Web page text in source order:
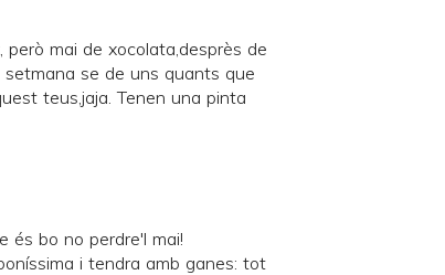
mai de xocolata,desprès de
se de uns quants que
teus,jaja. Tenen una pinta
és bo no perdre'l mai!
i tendra amb ganes: tot